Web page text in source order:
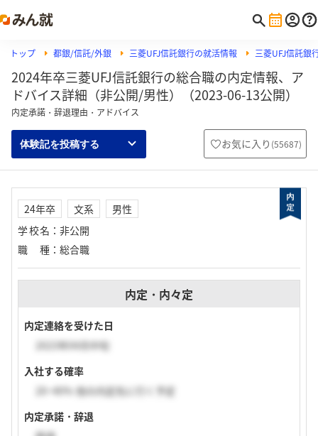
トップ 都銀/信託/外銀 三菱UFJ信託銀行の就活情報 三菱UFJ信託銀
2024年卒三菱UFJ信託銀行の総合職の内定情報、ア
ドバイス詳細（非公開/男性）（2023-06-13公開）
内定承諾・辞退理由・アドバイス
体験記を投稿する お気に入り (55687)
24年卒 文系
男性
学校名 ： 非公開
職種 ： 総合職
内定・内々定
内定連絡を受けた日
2023年04月中旬
入社する確率
20~40% 他の内定先に行く予定
内定承諾・辞退